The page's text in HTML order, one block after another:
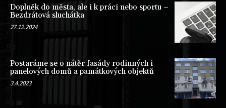
Doplněk do města, ale i k práci nebo sportu –
Bezdrátová sluchátka
27.12.2024
Postaráme se o nátěr fasády rodinných i
panelových domů a památkových objektů
3.4.2023